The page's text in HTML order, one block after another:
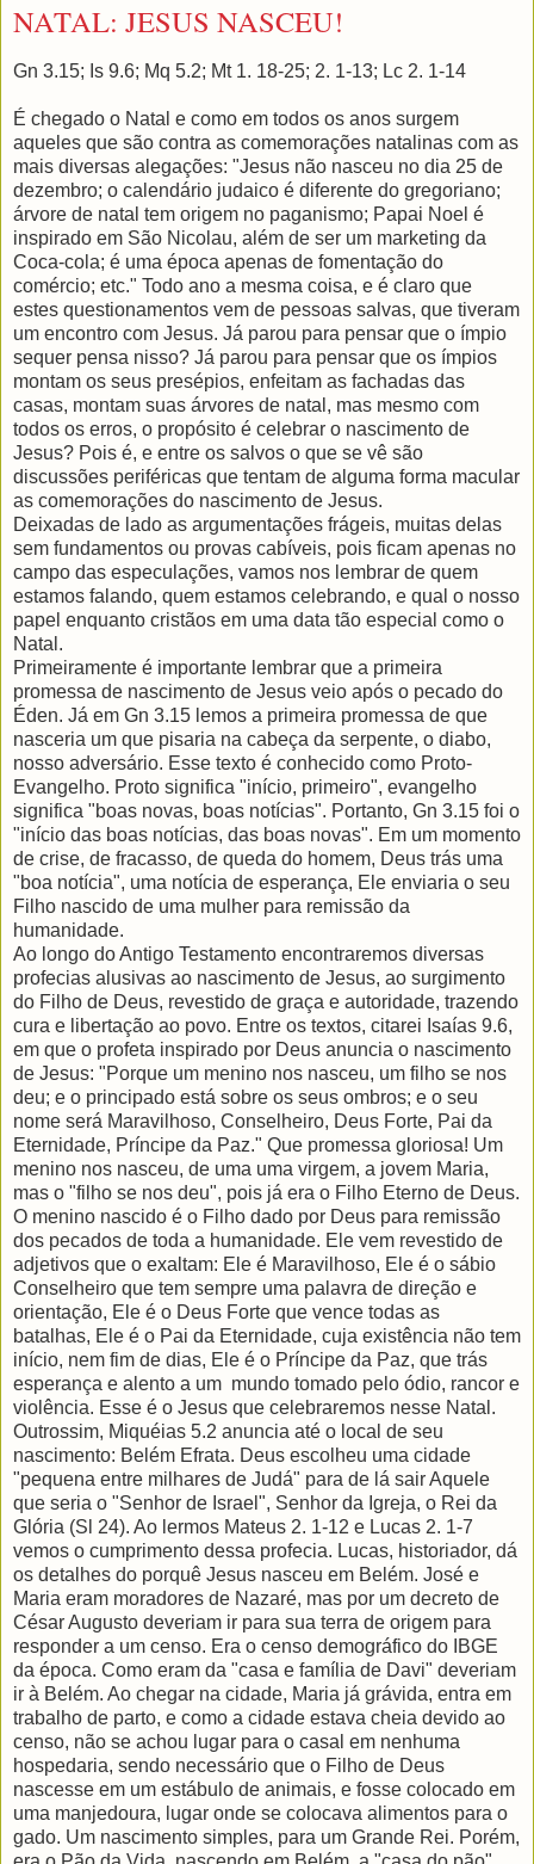
NATAL: JESUS NASCEU!
Gn 3.15; Is 9.6; Mq 5.2; Mt 1. 18-25; 2. 1-13; Lc 2. 1-14
É chegado o Natal e como em todos os anos surgem
aqueles que são contra as comemorações natalinas com as
mais diversas alegações: "Jesus não nasceu no dia 25 de
dezembro; o calendário judaico é diferente do gregoriano;
árvore de natal tem origem no paganismo; Papai Noel é
inspirado em São Nicolau, além de ser um marketing da
Coca-cola; é uma época apenas de fomentação do
comércio; etc." Todo ano a mesma coisa, e é claro que
estes questionamentos vem de pessoas salvas, que tiveram
um encontro com Jesus. Já parou para pensar que o ímpio
sequer pensa nisso? Já parou para pensar que os ímpios
montam os seus presépios, enfeitam as fachadas das
casas, montam suas árvores de natal, mas mesmo com
todos os erros, o propósito é celebrar o nascimento de
Jesus? Pois é, e entre os salvos o que se vê são
discussões periféricas que tentam de alguma forma macular
as comemorações do nascimento de Jesus.
Deixadas de lado as argumentações frágeis, muitas delas
sem fundamentos ou provas cabíveis, pois ficam apenas no
campo das especulações, vamos nos lembrar de quem
estamos falando, quem estamos celebrando, e qual o nosso
papel enquanto cristãos em uma data tão especial como o
Natal.
Primeiramente é importante lembrar que a primeira
promessa de nascimento de Jesus veio após o pecado do
Éden. Já em Gn 3.15 lemos a primeira promessa de que
nasceria um que pisaria na cabeça da serpente, o diabo,
nosso adversário. Esse texto é conhecido como Proto-
Evangelho. Proto significa "início, primeiro", evangelho
significa "boas novas, boas notícias". Portanto, Gn 3.15 foi o
"início das boas notícias, das boas novas". Em um momento
de crise, de fracasso, de queda do homem, Deus trás uma
"boa notícia", uma notícia de esperança, Ele enviaria o seu
Filho nascido de uma mulher para remissão da
humanidade.
Ao longo do Antigo Testamento encontraremos diversas
profecias alusivas ao nascimento de Jesus, ao surgimento
do Filho de Deus, revestido de graça e autoridade, trazendo
cura e libertação ao povo. Entre os textos, citarei Isaías 9.6,
em que o profeta inspirado por Deus anuncia o nascimento
de Jesus: "Porque um menino nos nasceu, um filho se nos
deu; e o principado está sobre os seus ombros; e o seu
nome será Maravilhoso, Conselheiro, Deus Forte, Pai da
Eternidade, Príncipe da Paz." Que promessa gloriosa! Um
menino nos nasceu, de uma uma virgem, a jovem Maria,
mas o "filho se nos deu", pois já era o Filho Eterno de Deus.
O menino nascido é o Filho dado por Deus para remissão
dos pecados de toda a humanidade. Ele vem revestido de
adjetivos que o exaltam: Ele é Maravilhoso, Ele é o sábio
Conselheiro que tem sempre uma palavra de direção e
orientação, Ele é o Deus Forte que vence todas as
batalhas, Ele é o Pai da Eternidade, cuja existência não tem
início, nem fim de dias, Ele é o Príncipe da Paz, que trás
esperança e alento a um mundo tomado pelo ódio, rancor e
violência. Esse é o Jesus que celebraremos nesse Natal.
Outrossim, Miquéias 5.2 anuncia até o local de seu
nascimento: Belém Efrata. Deus escolheu uma cidade
"pequena entre milhares de Judá" para de lá sair Aquele
que seria o "Senhor de Israel", Senhor da Igreja, o Rei da
Glória (Sl 24). Ao lermos Mateus 2. 1-12 e Lucas 2. 1-7
vemos o cumprimento dessa profecia. Lucas, historiador, dá
os detalhes do porquê Jesus nasceu em Belém. José e
Maria eram moradores de Nazaré, mas por um decreto de
César Augusto deveriam ir para sua terra de origem para
responder a um censo. Era o censo demográfico do IBGE
da época. Como eram da "casa e família de Davi" deveriam
ir à Belém. Ao chegar na cidade, Maria já grávida, entra em
trabalho de parto, e como a cidade estava cheia devido ao
censo, não se achou lugar para o casal em nenhuma
hospedaria, sendo necessário que o Filho de Deus
nascesse em um estábulo de animais, e fosse colocado em
uma manjedoura, lugar onde se colocava alimentos para o
gado. Um nascimento simples, para um Grande Rei. Porém,